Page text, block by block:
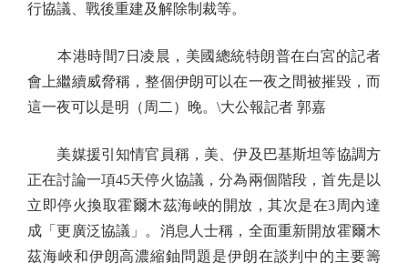
行協議、戰後重建及解除制裁等。
本港時間7日凌晨，美國總統特朗普在白宮的記者
會上繼續威脅稱，整個伊朗可以在一夜之間被摧毀，而
這一夜可以是明（周二）晚。\大公報記者 郭嘉
美媒援引知情官員稱，美、伊及巴基斯坦等協調方
正在討論一項45天停火協議，分為兩個階段，首先是以
立即停火換取霍爾木茲海峽的開放，其次是在3周內達
成「更廣泛協議」。消息人士稱，全面重新開放霍爾木
茲海峽和伊朗高濃縮鈾問題是伊朗在談判中的主要籌